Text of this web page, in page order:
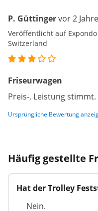
P. Güttingervor 2
Veröffentlicht auf Expondo
Switzerland
Friseurwagen
Preis-, Leistung stimmt.
Ursprüngliche Bewertung
Häufig gestellte
Hat der Trolley
Nein.